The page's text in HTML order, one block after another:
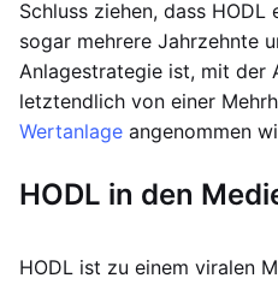
Schluss ziehen, dass
sogar mehrere Jahrzehnte
Anlagestrategie ist, mit der
letztendlich von einer
Wertanlage angenommen
HODL in den
HODL ist zu einem viralen